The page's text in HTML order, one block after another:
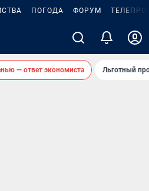
ПОГОДА ФОРУМ
— ответ экономиста Льготный